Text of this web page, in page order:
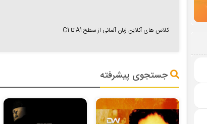
کلاس های آنلاین زبان آلمانی از سطح A1 تا C1
جستجوی پیشرفته